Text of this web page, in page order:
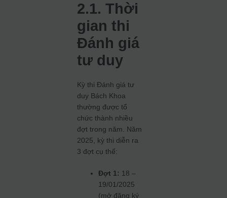
2.1. Thời
gian thi
Đánh giá
tư duy
Kỳ thi Đánh giá tư
duy Bách Khoa
thường được tổ
chức thành nhiều
đợt trong năm. Năm
2025, kỳ thi diễn ra
3 đợt cụ thể:
Đợt 1: 18 –
19/01/2025
(mở đăng ký